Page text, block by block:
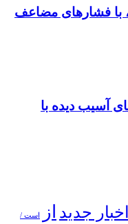
با فشارهای مضاعف
آسیب دیده با
اخبار جدید از است /